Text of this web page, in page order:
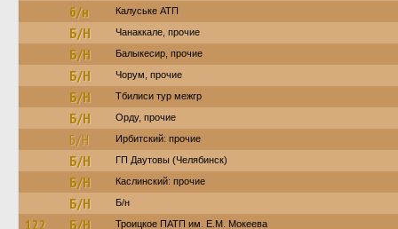
б/н Калуське АТП
Б/Н Чанаккале, прочие
Б/Н Балыкесир, прочие
Б/Н Чорум, прочие
Б/Н Тбилиси тур межгр
Б/Н Орду, прочие
Б/Н Ирбитский: прочие
Б/Н ГП Даутовы (Челябинск)
Б/Н Каслинский: прочие
Б/Н Б/н
122 Б/Н Троицкое ПАТП им. Е.М. Мокеева